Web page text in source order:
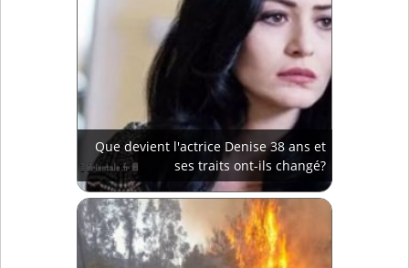
Que devient l'actrice Denise 38 ans et
ses traits ont-ils changé?